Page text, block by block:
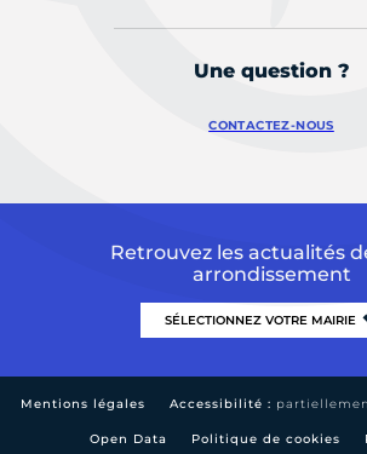
Une question ?
CONTACTEZ-NOUS
Retrouvez les actualités
arrondissement
Mentions légales Accessibilité :
Open Data Politique de cookies